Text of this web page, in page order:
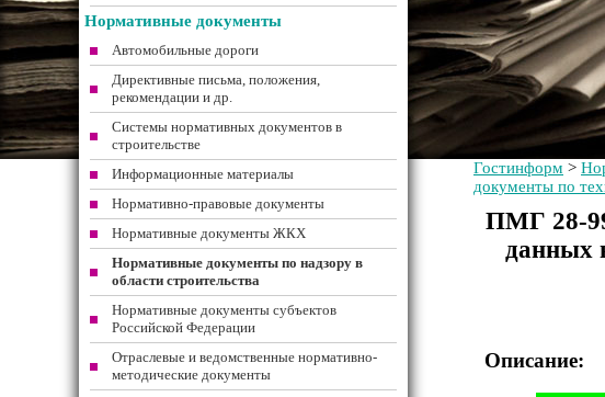
Гостинформ >
документы по
ПМГ 28-
данных
Описание:
Нормативные документы
Автомобильные дороги
Директивные письма, положения,
рекомендации и др.
Системы нормативных документов в
строительстве
Информационные материалы
Нормативно-правовые документы
Нормативные документы ЖКХ
Нормативные документы по надзору в
области строительства
Нормативные документы субъектов
Российской Федерации
Отраслевые и ведомственные нормативно-
методические документы